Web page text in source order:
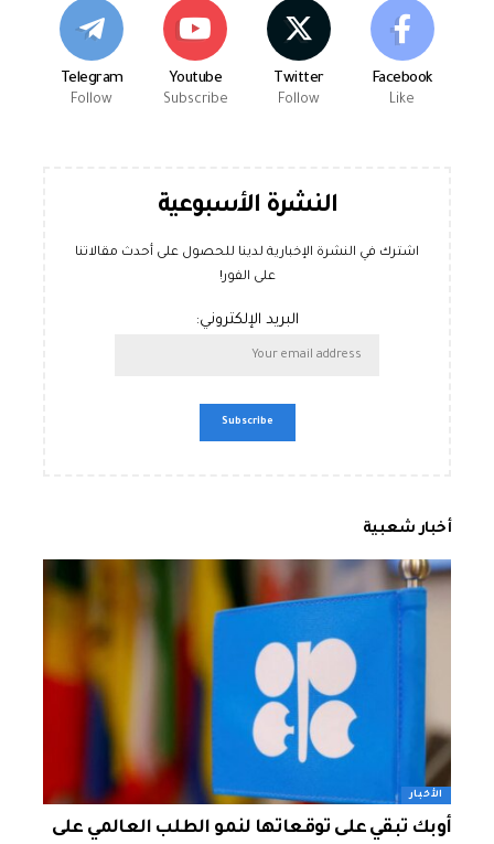
Facebook
Like
Twitter
Follow
Youtube
Subscribe
Telegram
Follow
النشرة الأسبوعية
اشترك في النشرة الإخبارية لدينا للحصول على أحدث مقالاتنا
على الفور!
البريد الإلكتروني:
أخبار شعبية
الأخبار
أوبك تبقي على توقعاتها لنمو الطلب العالمي على